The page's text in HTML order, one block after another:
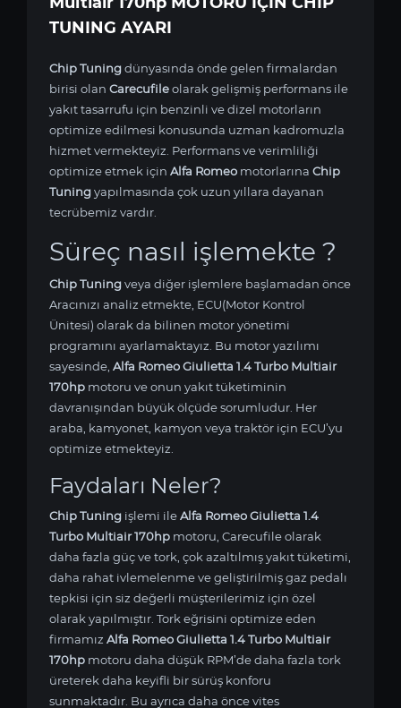
TUNING AYARI
Chip Tuningdünyasında önde gelen firmalardan
birisi olan Carecufileolarak gelişmiş performans ile
yakıt tasarrufu için benzinli ve dizel motorların
optimize edilmesi konusunda uzman kadromuzla
hizmet vermekteyiz. Performans ve verimliliği
optimize etmek için Alfa Romeo motorlarına Chip
Tuningyapılmasında çok uzun yıllara dayanan
tecrübemiz vardır.
Süreç nasıl işlemekte ?
Chip Tuningveya diğer işlemlere başlamadan önce
Aracınızı analiz etmekte, ECU(Motor Kontrol
Ünitesi) olarak da bilinen motor yönetimi
programını ayarlamaktayız. Bu motor yazılımı
sayesinde, Alfa Romeo Giulietta 1.4 Turbo Multiair
170hp motoru ve onun yakıt tüketiminin
davranışından büyük ölçüde sorumludur. Her
araba, kamyonet, kamyon veya traktör için ECU’yu
optimize etmekteyiz.
Faydaları Neler?
Chip Tuning işlemi ileAlfa Romeo Giulietta 1.4
Turbo Multiair 170hp motoru, Carecufile olarak
daha fazla güç ve tork, çok azaltılmış yakıt tüketimi,
daha rahat ivlemelenme ve geliştirilmiş gaz pedalı
tepkisi için siz değerli müşterilerimiz için özel
olarak yapılmıştır. Tork eğrisini optimize eden
firmamız Alfa Romeo Giulietta 1.4 Turbo Multiair
170hp motoru daha düşük RPM’de daha fazla tork
üreterek daha keyifli bir sürüş konforu
sunmaktadır. Bu ayrıca daha önce vites